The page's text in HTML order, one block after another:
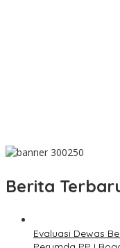
Berita
Evaluasi Dewas